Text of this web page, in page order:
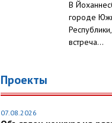
В
городе
встреча...
Проекты
07.08.2026